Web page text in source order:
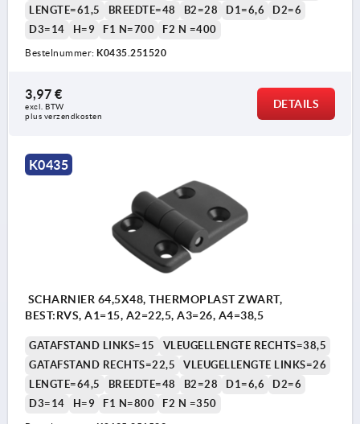
LENGTE=61,5
BREEDTE=48 B2=28 D1=6,6
D2=6
D3=14
H=9 F1 N=700 F2 N =400
Bestelnummer: K0435.251520
3,97 €
excl. BTW
plus verzendkosten
DETAILS
K0435
SCHARNIER 64,5X48, THERMOPLAST ZWART,
BEST:RVS, A1=15, A2=22,5, A3=26, A4=38,5
GATAFSTAND LINKS=15
VLEUGELLENGTE RECHTS=38,5
GATAFSTAND RECHTS=22,5
VLEUGELLENGTE LINKS=26
LENGTE=64,5
BREEDTE=48 B2=28 D1=6,6
D2=6
D3=14
H=9 F1 N=800 F2 N =350